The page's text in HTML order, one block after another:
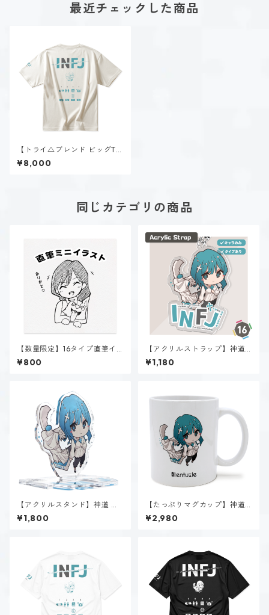
最近チェックした商品
【トライ△ブレンド ビッグTシ
ャツ】神道 いのり（INFJ）｜
ヴィンテージオフホワイト
¥8,000
同じカテゴリの商品
【数量限定】16タイプ直筆イ
ラスト
¥800
【アクリルストラップ】神道
いのり（INFJ）
¥1,180
【アクリルスタンド】神道 い
のり（INFJ）
¥1,800
【たっぷりマグカップ】神道
いのり（INFJ）
¥2,980